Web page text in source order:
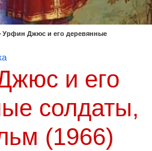
Урфин Джюс и его деревянные
и его
солдаты,
(1966)